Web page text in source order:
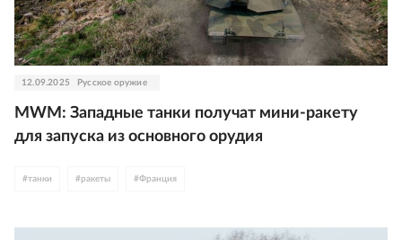
12.09.2025 Русское оружие
MWM: Западные танки получат мини-ракету
для запуска из основного орудия
#танки #ракеты #Франция